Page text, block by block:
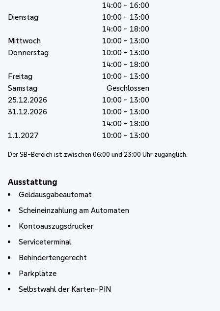
14:00 - 16:00
Dienstag
10:00 - 13:00
14:00 - 18:00
Mittwoch
10:00 - 13:00
Donnerstag
10:00 - 13:00
14:00 - 18:00
Freitag
10:00 - 13:00
Samstag
Geschlossen
25.12.2026
10:00 - 13:00
31.12.2026
10:00 - 13:00
14:00 - 18:00
1.1.2027
10:00 - 13:00
Der SB-Bereich ist zwischen 06:00 und 23:00 Uhr zugänglich.
Ausstattung
Geldausgabeautomat
Scheineinzahlung am Automaten
Kontoauszugsdrucker
Serviceterminal
Behindertengerecht
Parkplätze
Selbstwahl der Karten-PIN